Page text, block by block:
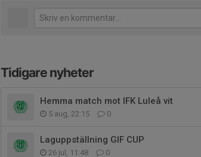
Tidigare nyheter
Hemma match mot IFK Luleå vit
5 aug, 22:15 0
Laguppställning GIF CUP
26 jul, 11:48 0